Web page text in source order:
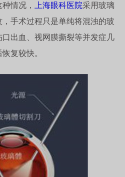
情况，
上海眼科医院采用玻璃
手术过程只是单纯将混浊的玻
出血、视网膜撕裂等并发症几
复较快。